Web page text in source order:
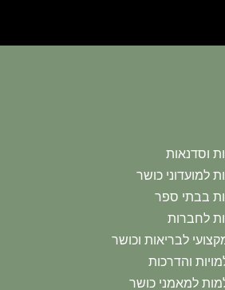
וסדנאות
למועדוני כושר
בבתי ספר
לחברות
לבריאות וכושר
והדרכות
למאמני כושר